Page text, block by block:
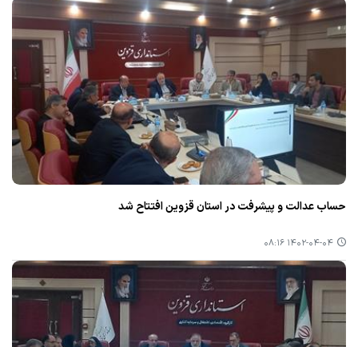
حساب عدالت‌ و پیشرفت در استان قزوین افتتاح شد
۱۴۰۲-۰۴-۰۴ ۰۸:۱۶